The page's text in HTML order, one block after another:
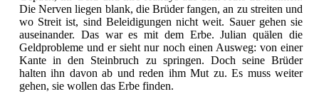
Die Nerven liegen blank, die Brüder fangen, an zu streiten und
wo Streit ist, sind Beleidigungen nicht weit. Sauer gehen sie
auseinander. Das war es mit dem Erbe. Julian quälen die
Geldprobleme und er sieht nur noch einen Ausweg: von einer
Kante in den Steinbruch zu springen. Doch seine Brüder
halten ihn davon ab und reden ihm Mut zu. Es muss weiter
gehen, sie wollen das Erbe finden.